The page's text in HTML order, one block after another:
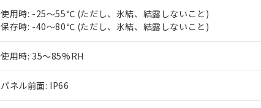
使用時: -25～55℃ (ただし、氷結、結露しないこと)
保存時: -40～80℃ (ただし、氷結、結露しないこと)
使用時: 35～85%RH
パネル前面: IP66